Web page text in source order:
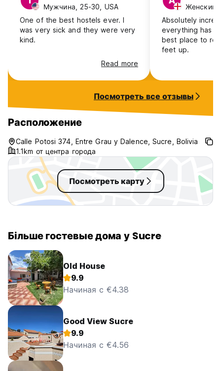
Мужчина, 25-30, USA
One of the best hostels ever. I
was very sick and they were very
kind.
Read more
Женский,
Absolutely
everything has
best place to
feet up.
Посмотреть все отзывы
Расположение
Calle Potosi 374, Entre Grau y Dalence, Sucre, Bolivia
1.1km от центра города
Посмотреть карту
Більше гостевые дома у Sucre
Old House
9.9
Начиная с €4.38
Good View Sucre
9.9
Начиная с €4.56